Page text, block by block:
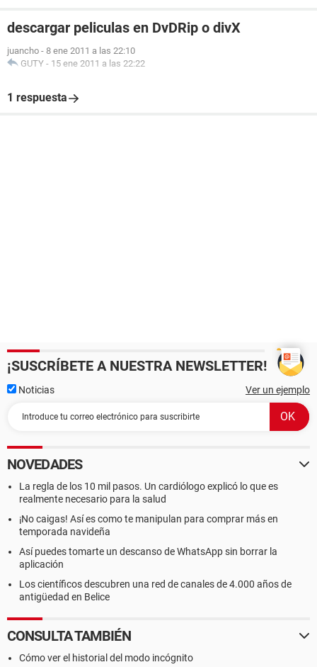
descargar peliculas en DvDRip o divX
juancho - 8 ene 2011 a las 22:10
GUTY - 15 ene 2011 a las 22:22
1 respuesta
¡SUSCRÍBETE A NUESTRA NEWSLETTER!
Noticias Ver un ejemplo
NOVEDADES
La regla de los 10 mil pasos. Un cardiólogo explicó lo que es
realmente necesario para la salud
¡No caigas! Así es como te manipulan para comprar más en
temporada navideña
Así puedes tomarte un descanso de WhatsApp sin borrar la
aplicación
Los científicos descubren una red de canales de 4.000 años de
antigüedad en Belice
CONSULTA TAMBIÉN
Cómo ver el historial del modo incógnito